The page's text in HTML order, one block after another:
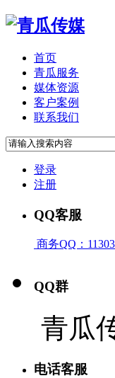
首页
青瓜服务
媒体资源
客户案例
联系我们
登录
注册
QQ客服
商务QQ：
QQ群
青瓜
电话客服